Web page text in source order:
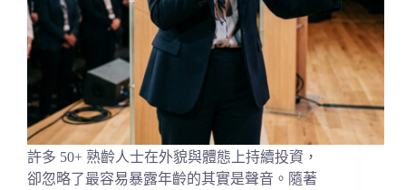
許多 50+ 熟齡人士在外貌與體態上持續投資，
卻忽略了最容易暴露年齡的其實是聲音。隨著